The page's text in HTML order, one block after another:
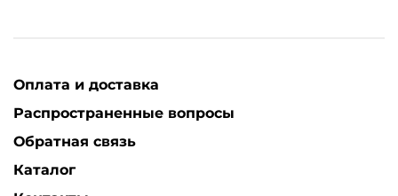
Оплата и доставка
Распространенные вопросы
Обратная связь
Каталог